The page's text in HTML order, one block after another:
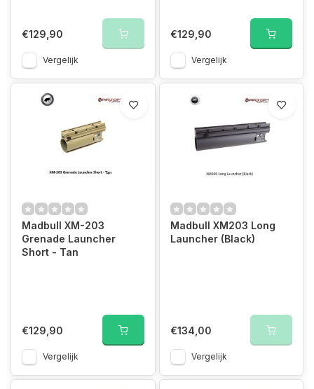
€129,90
Vergelijk
€129,90
Vergelijk
Madbull XM-203
Grenade Launcher
Short - Tan
€129,90
Vergelijk
Madbull XM203 Long
Launcher (Black)
€134,00
Vergelijk